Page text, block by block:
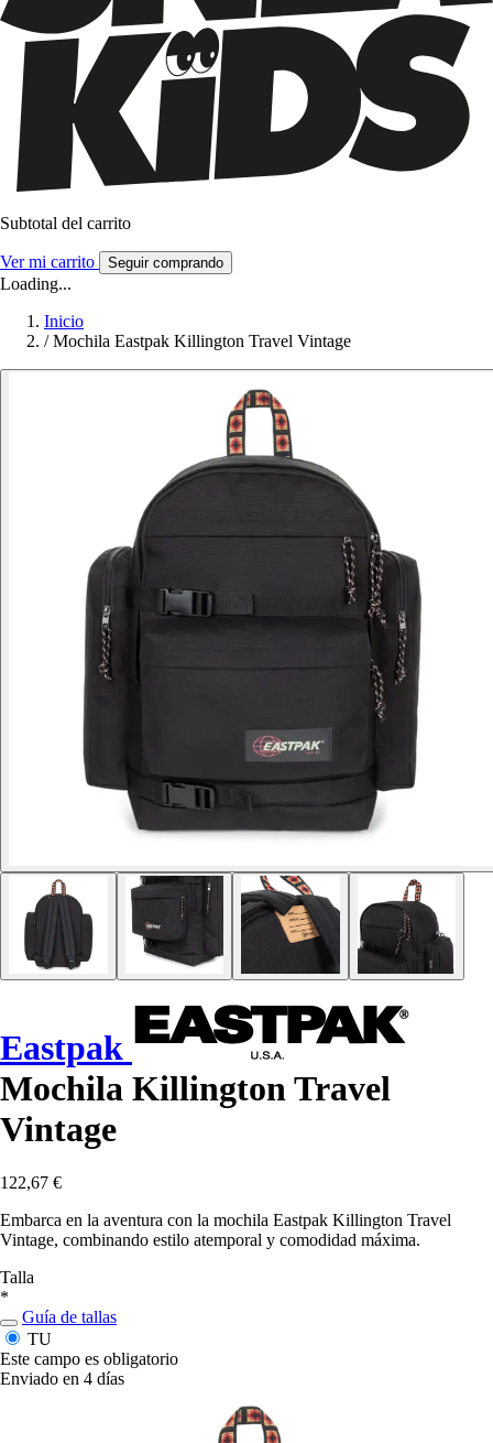
Subtotal del carrito
Ver mi carrito Seguir comprando
Loading...
Inicio
/ Mochila Eastpak Killington Travel Vintage
Eastpak
Mochila Killington Travel
Vintage
122,67 €
Embarca en la aventura con la mochila Eastpak Killington Travel
Vintage, combinando estilo atemporal y comodidad máxima.
Talla
*
Guía de tallas
TU
Este campo es obligatorio
Enviado en 4 días